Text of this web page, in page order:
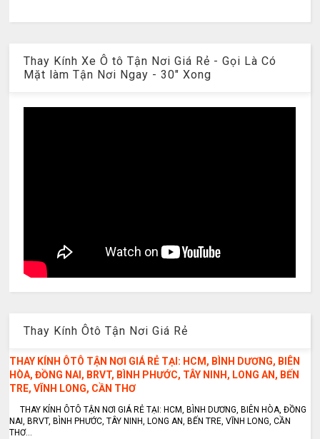
Thay Kính Xe Ô tô Tận Nơi Giá Rẻ - Gọi Là Có
Mặt làm Tận Nơi Ngay - 30" Xong
Thay Kính Ôtô Tận Nơi Giá Rẻ
THAY KÍNH ÔTÔ TẬN NƠI GIÁ RẺ TẠI: HCM, BÌNH DƯƠNG, BIÊN
HÒA, ĐỒNG NAI, BRVT, BÌNH PHƯỚC, TÂY NINH, LONG AN, BẾN
TRE, VĨNH LONG, CẦN THƠ
THAY KÍNH ÔTÔ TẬN NƠI GIÁ RẺ TẠI: HCM, BÌNH DƯƠNG, BIÊN HÒA, ĐỒNG
NAI, BRVT, BÌNH PHƯỚC, TÂY NINH, LONG AN, BẾN TRE, VĨNH LONG, CẦN
THƠ...